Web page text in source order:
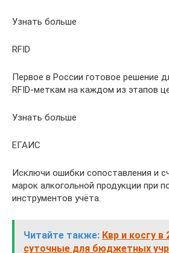
Узнать больше
RFID
Первое в России готовое решение
RFID-меткам на каждом из этапов
Узнать больше
ЕГАИС
Исключи ошибки сопоставления и
марок алкогольной продукции при
инструментов учёта.
Читайте также: Квр и косгу в
суточные для бюджетных